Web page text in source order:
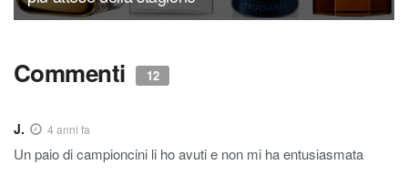
Commenti 12
J. 4 anni fa
Un paio di campioncini li ho avuti e non mi ha entusiasmata